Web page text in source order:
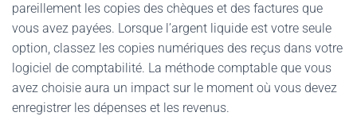
pareillement les copies des chèques et des factures que
vous avez payées. Lorsque l’argent liquide est votre seule
option, classez les copies numériques des reçus dans votre
logiciel de comptabilité. La méthode comptable que vous
avez choisie aura un impact sur le moment où vous devez
enregistrer les dépenses et les revenus.